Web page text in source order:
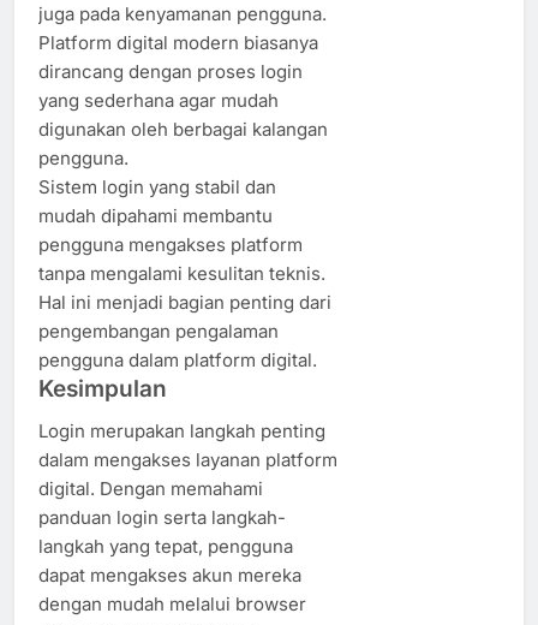
juga pada kenyamanan pengguna.
Platform digital modern biasanya
dirancang dengan proses login
yang sederhana agar mudah
digunakan oleh berbagai kalangan
pengguna.
Sistem login yang stabil dan
mudah dipahami membantu
pengguna mengakses platform
tanpa mengalami kesulitan teknis.
Hal ini menjadi bagian penting dari
pengembangan pengalaman
pengguna dalam platform digital.
Kesimpulan
Login merupakan langkah penting
dalam mengakses layanan platform
digital. Dengan memahami
panduan login serta langkah-
langkah yang tepat, pengguna
dapat mengakses akun mereka
dengan mudah melalui browser